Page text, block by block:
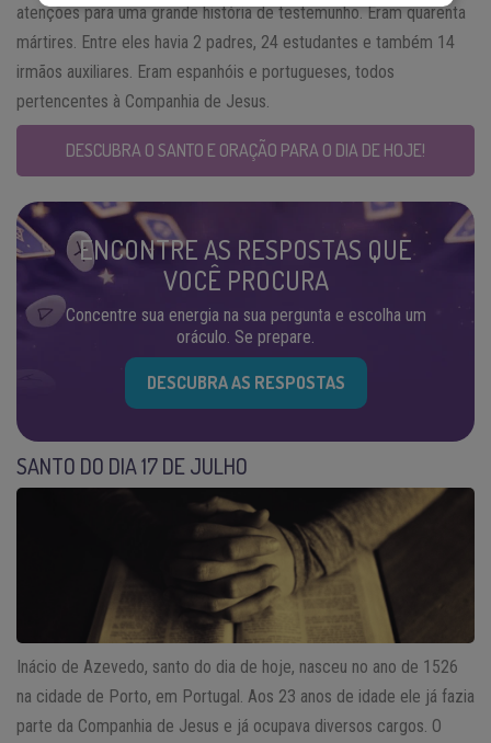
atenções para uma grande história de testemunho. Eram quarenta
mártires. Entre eles havia 2 padres, 24 estudantes e também 14
irmãos auxiliares. Eram espanhóis e portugueses, todos
pertencentes à Companhia de Jesus.
DESCUBRA O SANTO E ORAÇÃO PARA O DIA DE HOJE!
ENCONTRE AS RESPOSTAS QUE
VOCÊ PROCURA
Concentre sua energia na sua pergunta e escolha um
oráculo. Se prepare.
DESCUBRA AS RESPOSTAS
SANTO DO DIA 17 DE JULHO
Inácio de Azevedo, santo do dia de hoje, nasceu no ano de 1526
na cidade de Porto, em Portugal. Aos 23 anos de idade ele já fazia
parte da Companhia de Jesus e já ocupava diversos cargos. O